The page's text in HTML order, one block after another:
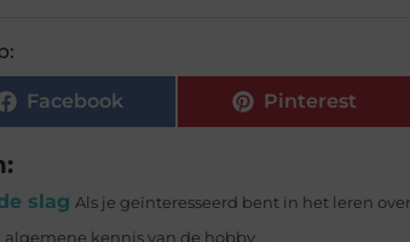
Facebook Pinterest
slag Als je geïnteresseerd bent in het leren
kennis van de hobby....